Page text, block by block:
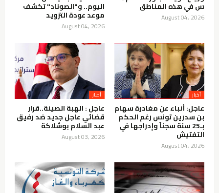
س في هذه المناطق
August 04, 2026
اليوم.. و"الصوناد" تكشف
موعد عودة التزويد
August 04, 2026
أخبار
عاجل: أنباء عن مغادرة سهام
بن سدرين تونس رغم الحكم
بـ25 سنة سجناً وإدراجها في
التفتيش
August 04, 2026
أخبار
عاجل : الهبة الصينة..قرار
قضائي عاجل جديد ضد رفيق
عبد السلام بوشلاكة
August 03, 2026